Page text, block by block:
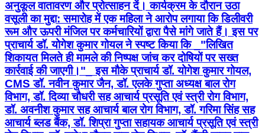
अनुकूल वातावरण और प्रोत्साहन दें। कार्यक्रम के दौरान उठा
वसूली का मुद्दा: समारोह में एक महिला ने आरोप लगाया कि डिलीवरी
रूम और ऊपरी मंजिल पर कर्मचारियों द्वारा पैसे मांगे जाते हैं। इस पर
प्राचार्य डॉ. योगेश कुमार गोयल ने स्पष्ट किया कि _"लिखित
शिकायत मिलते ही मामले की निष्पक्ष जांच कर दोषियों पर सख्त
कार्रवाई की जाएगी।"_ इस मौके प्राचार्य डॉ. योगेश कुमार गोयल,
CMS डॉ. नवीन कुमार जैन, डॉ. एलके गुप्ता अध्यक्ष बाल रोग
विभाग, डॉ. दिव्या चौधरी सह आचार्य प्रसूति एवं स्त्री रोग विभाग,
डॉ. अवनीश कुमार सह आचार्य बाल रोग विभाग, डॉ. गरिमा सिंह सह
आचार्य ब्लड बैंक, डॉ. शिप्रा गुप्ता सहायक आचार्य प्रसूति एवं स्त्री